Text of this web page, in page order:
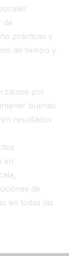
de
prácticas y
de tiempo y
por
buenas
resultados
en
de
en todas las